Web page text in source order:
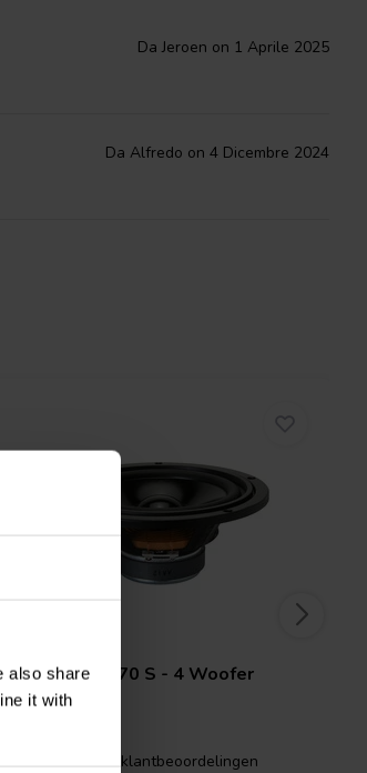
also share
it with
Da Jeroen on 1 Aprile 2025
Da Alfredo on 4 Dicembre 2024
VisatonW 170 S - 4 Woofer
Medio-Bassi
11 klantbeoordelingen